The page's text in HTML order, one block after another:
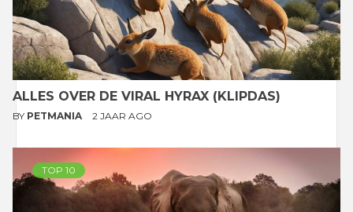
ALLES OVER DE VIRAL HYRAX (KLIPDAS)
BY PETMANIA 2 JAAR AGO
TOP 10